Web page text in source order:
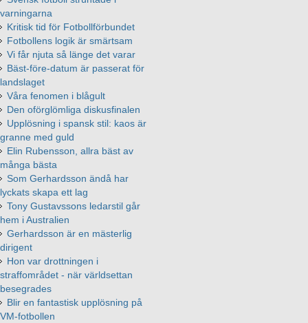
varningarna
Kritisk tid för Fotbollförbundet
Fotbollens logik är smärtsam
Vi får njuta så länge det varar
Bäst-före-datum är passerat för
landslaget
Våra fenomen i blågult
Den oförglömliga diskusfinalen
Upplösning i spansk stil: kaos är
granne med guld
Elin Rubensson, allra bäst av
många bästa
Som Gerhardsson ändå har
lyckats skapa ett lag
Tony Gustavssons ledarstil går
hem i Australien
Gerhardsson är en mästerlig
dirigent
Hon var drottningen i
straffområdet - när världsettan
besegrades
Blir en fantastisk upplösning på
VM-fotbollen